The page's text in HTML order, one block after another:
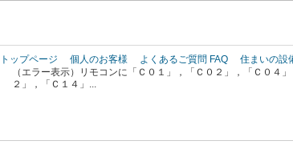
トップページ 個人のお客様 よくあるご質問 FAQ 住まいの設
（エラー表示）リモコンに「Ｃ０１」，「Ｃ０２」，「Ｃ０４
２」，「Ｃ１４」...